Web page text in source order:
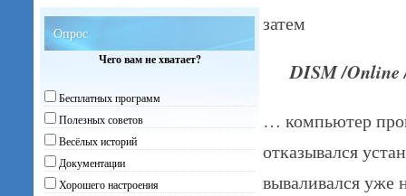
затем
DISM /Online
… компьютер
отказывался
вываливался уже
Опрос
Чего вам не хватает?
Бесплатных программ
Полезных советов
Весёлых историй
Документации
Хорошего настроения